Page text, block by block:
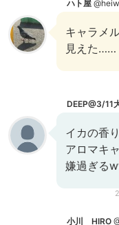
ハト屋
キャラメ
見えた……
DEEP@3/11
イカの香
アロマキ
嫌過ぎる
小川 HIRO